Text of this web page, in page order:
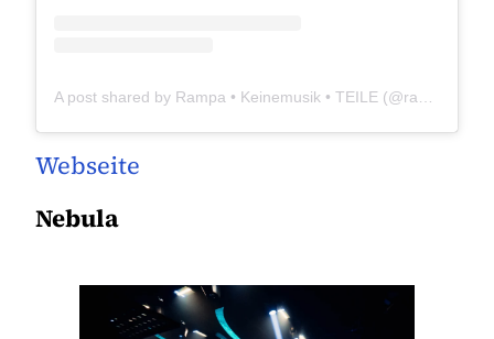
Webseite
Nebula